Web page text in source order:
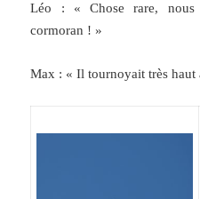
Léo : « Chose rare, nous
cormoran ! »
Max : « Il tournoyait très haut